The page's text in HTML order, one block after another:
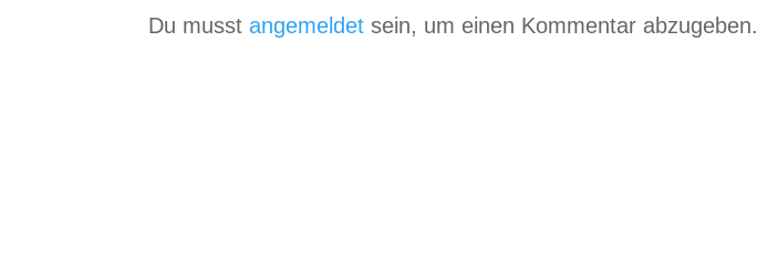
Du musstangemeldet sein, um einen Kommentar abzugeben.